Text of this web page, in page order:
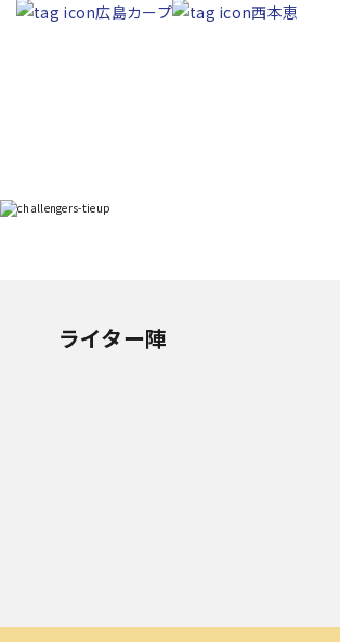
広島カープ
西本恵
ライター陣